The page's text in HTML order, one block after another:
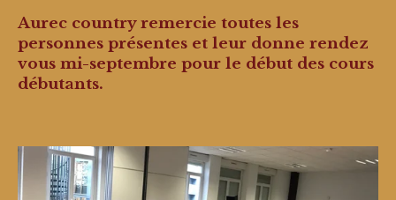
Aurec country remercie toutes les
personnes présentes et leur donne rendez
vous mi-septembre pour le début des cours
débutants.